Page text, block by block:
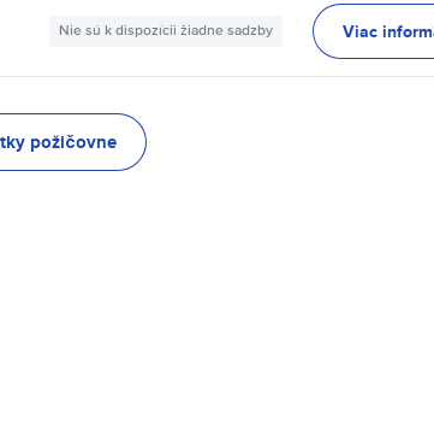
Nie sú k dispozícii žiadne sadzby Viac
požičovne